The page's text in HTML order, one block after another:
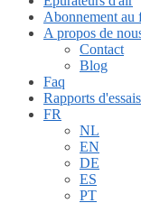
Abonnement au
A propos de
Contact
Blog
Faq
Rapports d'essais
FR
NL
EN
DE
ES
PT